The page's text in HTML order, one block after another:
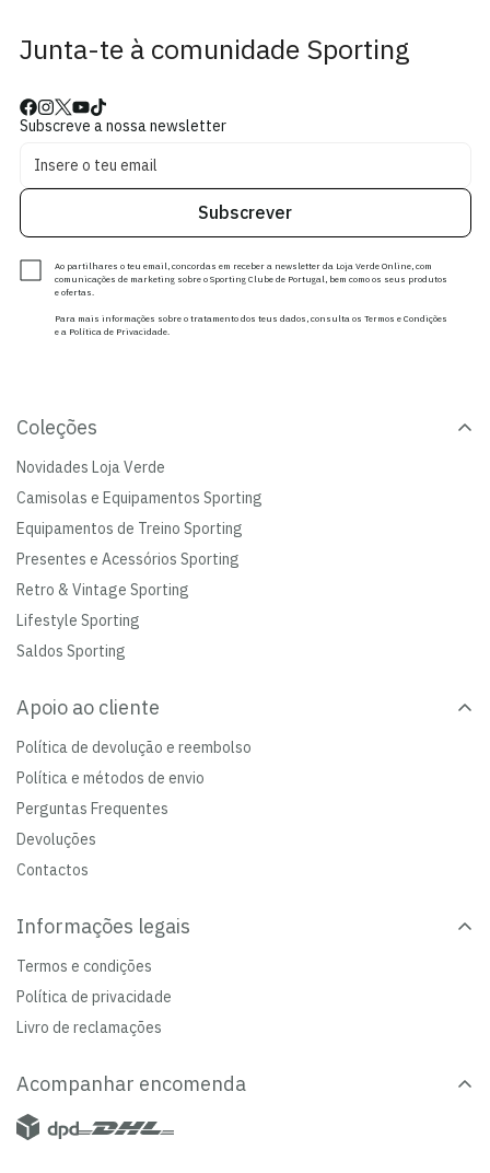
Junta-te à comunidade Sporting
Subscreve a nossa newsletter
Subscrever
Ao partilhares o teu email, concordas em receber a newsletter da Loja Verde Online, com
comunicações de marketing sobre o Sporting Clube de Portugal, bem como os seus produtos
e ofertas.
Para mais informações sobre o tratamento dos teus dados, consulta os Termos e Condições
e a Política de Privacidade.
Coleções
Novidades Loja Verde
Camisolas e Equipamentos Sporting
Equipamentos de Treino Sporting
Presentes e Acessórios Sporting
Retro & Vintage Sporting
Lifestyle Sporting
Saldos Sporting
Apoio ao cliente
Política de devolução e reembolso
Política e métodos de envio
Perguntas Frequentes
Devoluções
Contactos
Informações legais
Termos e condições
Política de privacidade
Livro de reclamações
Acompanhar encomenda